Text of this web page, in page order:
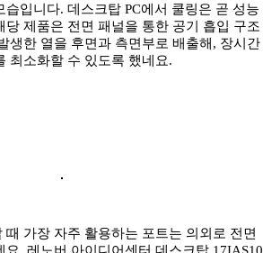
습입니다. 데스크탑 PC에서 쿨링은 곧 성능
당 제품은 전면 패널을 통한 공기 흡입 구조
생한 열을 후면과 측면부로 배출해, 장시간
최소화할 수 있도록 했네요.
가장 자주 활용하는 포트는 의외로 전면
. 레노버 아이디어센터 데스크탑 17IAS10